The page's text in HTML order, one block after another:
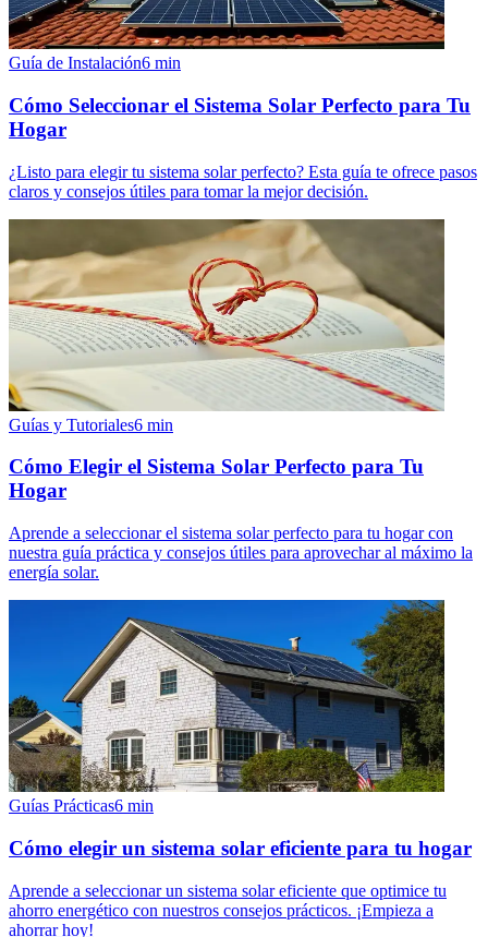
Guía de Instalación6 min
Cómo Seleccionar el Sistema Solar Perfecto para Tu
Hogar
¿Listo para elegir tu sistema solar perfecto? Esta guía te ofrece pasos
claros y consejos útiles para tomar la mejor decisión.
Guías y Tutoriales6 min
Cómo Elegir el Sistema Solar Perfecto para Tu
Hogar
Aprende a seleccionar el sistema solar perfecto para tu hogar con
nuestra guía práctica y consejos útiles para aprovechar al máximo la
energía solar.
Guías Prácticas6 min
Cómo elegir un sistema solar eficiente para tu hogar
Aprende a seleccionar un sistema solar eficiente que optimice tu
ahorro energético con nuestros consejos prácticos. ¡Empieza a
ahorrar hoy!